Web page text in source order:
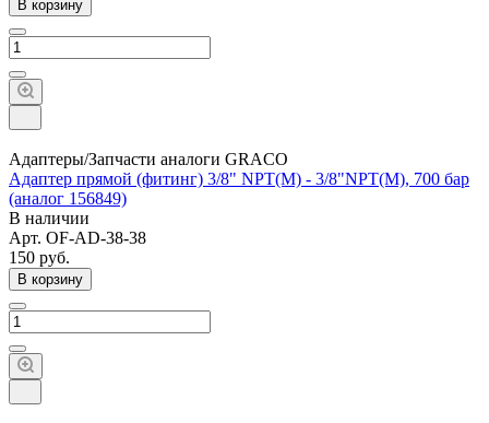
В корзину
Адаптеры/Запчасти аналоги GRACO
Адаптер прямой (фитинг) 3/8" NPT(M) - 3/8"NPT(M), 700 бар
(аналог 156849)
В наличии
Арт. OF-AD-38-38
150 руб.
В корзину